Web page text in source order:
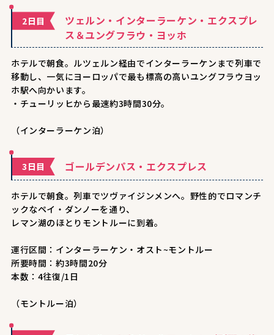
2日目
ツェルン・インターラーケン・エクスプレ
ス＆ユングフラウ・ヨッホ
ホテルで朝食。ルツェルン経由でインターラーケンまで列車で
移動し、一気にヨーロッパで最も標高の高いユングフラウヨッ
ホ駅へ向かいます。
・チューリッヒから最速約3時間30分。
（インターラーケン泊）
3日目 ゴールデンパス・エクスプレス
ホテルで朝食。列車でツヴァイジンメンへ。野性的でロマンチ
ックなペイ・ダンノーを通り、
レマン湖のほとりモントルーに到着。
運行区間：インターラーケン・オスト~モントルー
所要時間：約3時間20分
本数：4往復/1日
（モントルー泊）